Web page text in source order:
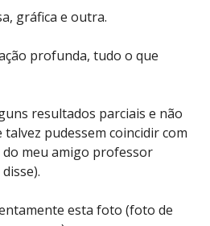
gráfica e outra.
profunda, tudo o que
resultados parciais e não
pudessem coincidir com
do meu amigo professor
esta foto (foto de